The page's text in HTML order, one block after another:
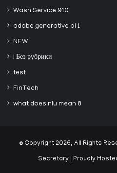
Wash Service 910
adobe generative ai 1
NEW
! Без рубрики
test
FinTech
what does nlu mean 8
© Copyright 2026, All Rights
Secretary | Proudly